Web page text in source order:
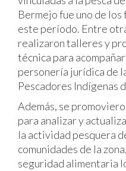
Bermejo fue uno de
este período. Entre
realizaron talleres y
técnica para
personería jurídica de
Pescadores Indígenas
Además, se
para analizar y
la actividad pesquera
comunidades de la
seguridad alimentaria